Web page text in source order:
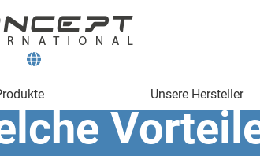
Unsere Hersteller